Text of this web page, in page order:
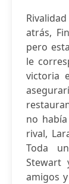
atrás,
pero
le
victoria
no
rival,
Toda
Stewart
amigos